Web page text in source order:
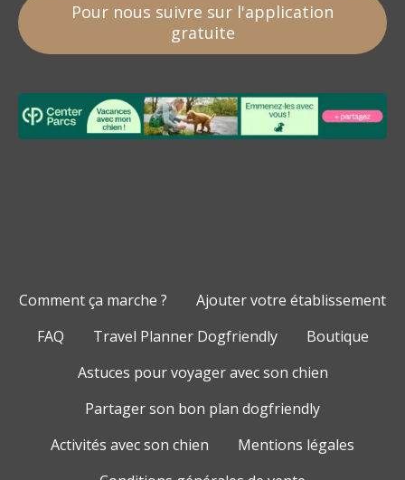
Pour nous suivre sur l'application
gratuite
Comment ça marche ?
Ajouter votre établissement
FAQ
Travel Planner Dogfriendly
Boutique
Astuces pour voyager avec son chien
Partager son bon plan dogfriendly
Activités avec son chien
Mentions légales